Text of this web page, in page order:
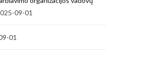
09-01
01